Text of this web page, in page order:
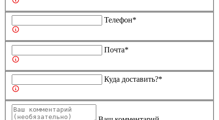
Телефон*
Почта*
Куда доставить?*